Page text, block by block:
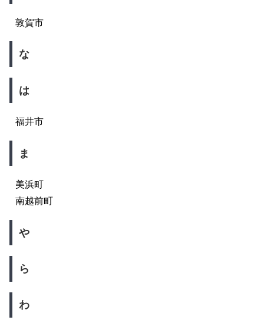
敦賀市
な
は
福井市
ま
美浜町
南越前町
や
ら
わ